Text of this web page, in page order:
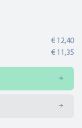
€ 12,40
€ 11,35